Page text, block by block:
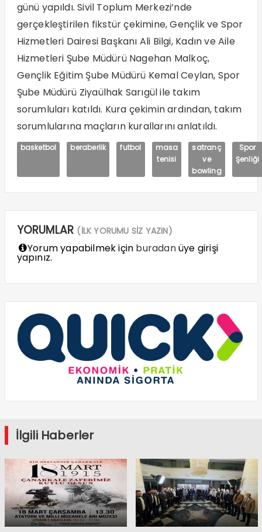
günü yapıldı. Sivil Toplum Merkezi’nde
gerçekleştirilen fikstür çekimine, Gençlik ve Spor
Hizmetleri Dairesi Başkanı Ali Bilgi, Kadın ve Aile
Hizmetleri Şube Müdürü Nagehan Malkoç,
Gençlik Eğitim Şube Müdürü Kemal Ceylan, Spor
Şube Müdürü Ziyaülhak Sarıgül ile takım
sorumluları katıldı. Kura çekimin ardından, takım
sorumlularına maçların kurallarını anlatıldı.
basketbol beraberlik futbol
masa
tenisi
satranç
ve
bowling
Spor
Şenliği
YORUMLAR (İLK YORUMU SİZ YAZIN)
Yorum yapabilmek için buradanüye girişi
yapınız.
İlgili Haberler